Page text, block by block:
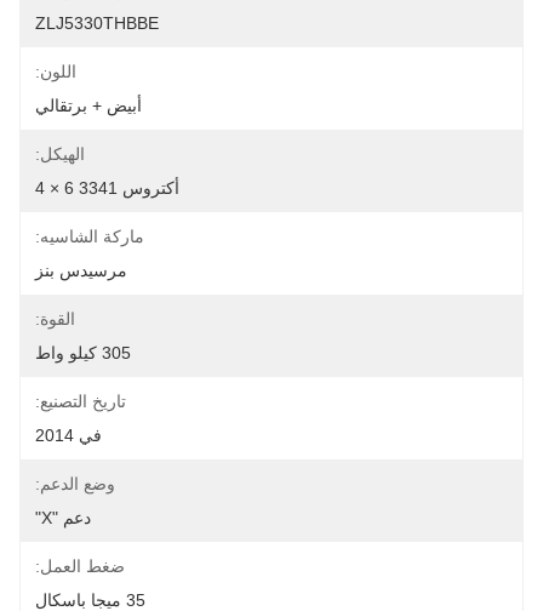
ZLJ5330THBBE
اللون:
أبيض + برتقالي
الهيكل:
أكتروس 3341 6 × 4
ماركة الشاسيه:
مرسيدس بنز
القوة:
305 كيلو واط
تاريخ التصنيع:
في 2014
وضع الدعم:
دعم "X"
ضغط العمل:
35 ميجا باسكال